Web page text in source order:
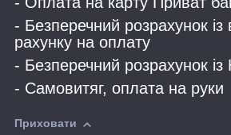
- Безперечний розрахунок
рахунку на оплату
- Безперечний розрахунок
- Самовитяг, оплата на руки
Приховати